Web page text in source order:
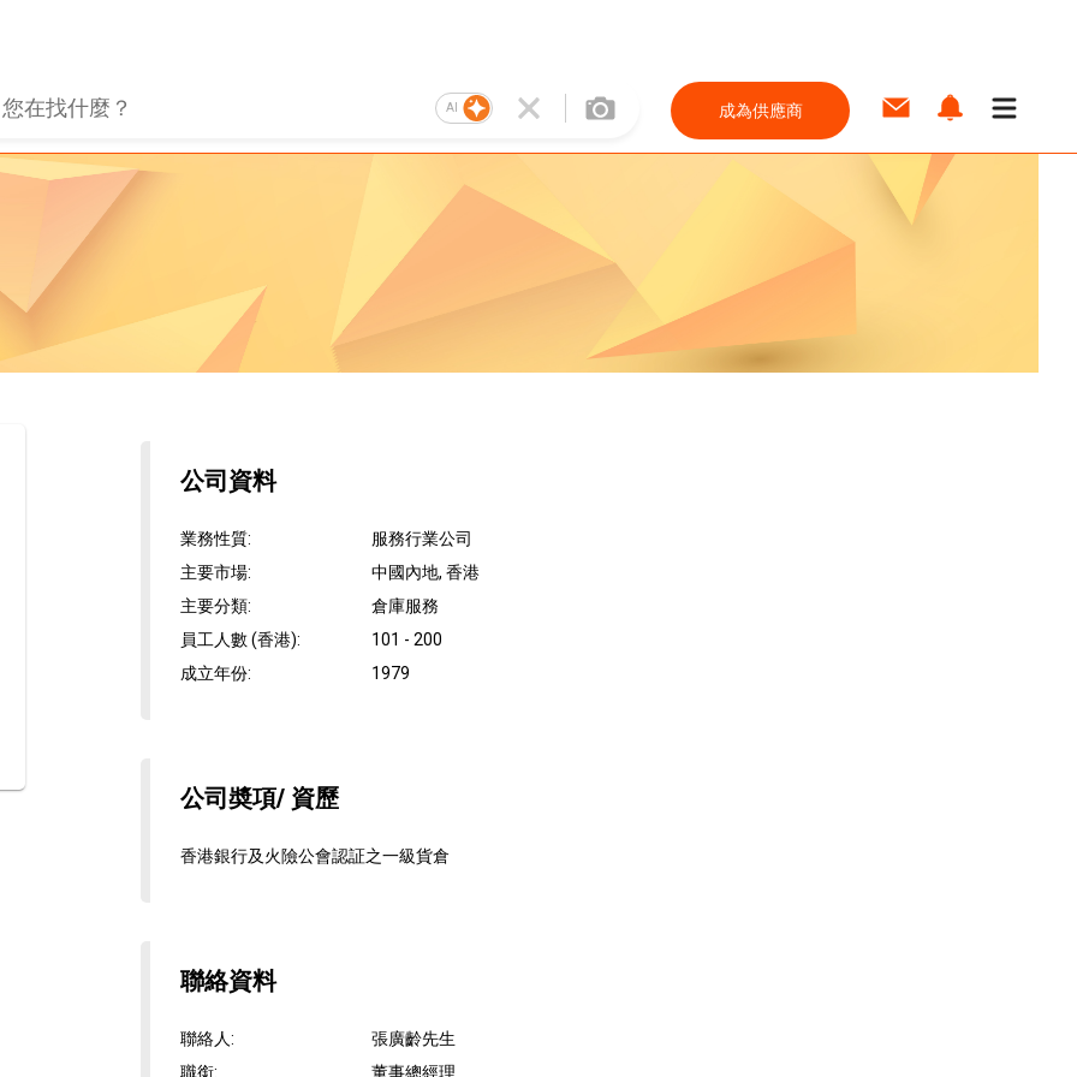
AI 成為供應商
公司資料
業務性質:
服務行業公司
主要市場:
中國內地, 香港
主要分類:
倉庫服務
員工人數 (香港):
101 - 200
成立年份: 1979
公司奬項/ 資歷
香港銀行及火險公會認証之一級貨倉
聯絡資料
聯絡人:
張廣齡先生
職銜: 董事總經理